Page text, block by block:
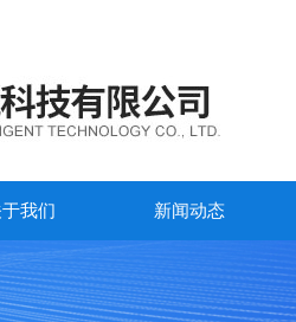
我们 新闻动态